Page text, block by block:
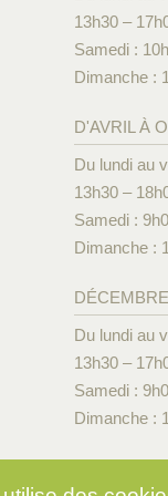
13h30 –
Samedi :
Dimanche :
D'AVRIL À
Du lundi au
13h30 –
Samedi :
Dimanche :
DÉCEMBRE
Du lundi au
13h30 –
Samedi :
Dimanche :